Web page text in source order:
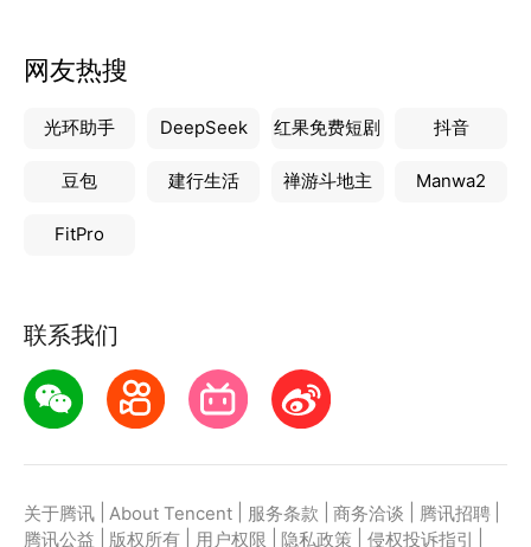
网友热搜
光环助手 DeepSeek 红果免费短剧 抖音
豆包 建行生活 禅游斗地主 Manwa2
FitPro
联系我们
关于腾讯 About Tencent 服务条款 商务洽谈 腾讯招聘
腾讯公益
版权所有 用户权限 隐私政策 侵权投诉指引